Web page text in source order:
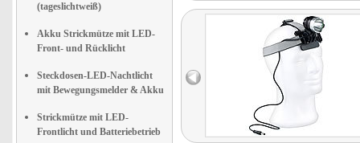
(tageslichtweiß)
Akku Strickmütze mit LED-
Front- und Rücklicht
Steckdosen-LED-Nachtlicht
mit Bewegungsmelder & Akku
Strickmütze mit LED-
Frontlicht und Batteriebetrieb